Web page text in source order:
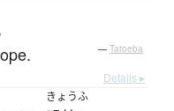
— Tatoeba
Details ▸
きょうふ